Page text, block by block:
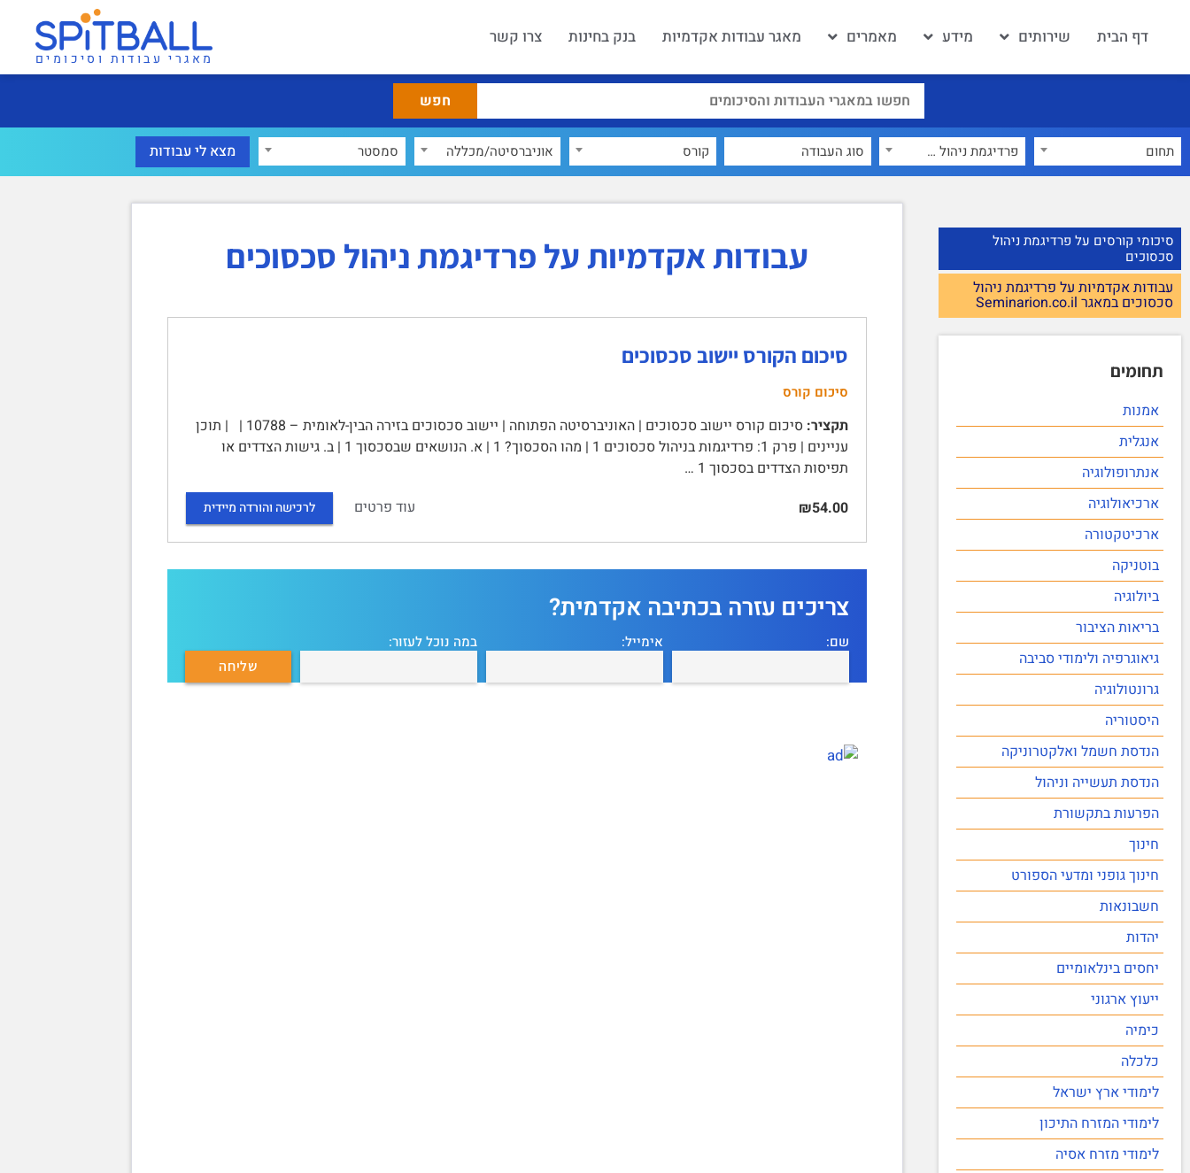
דף הבית שירותים מידע מאמרים מאגר עבודות אקדמיות בנק בחינות צרו קשר
מאגרי עבודות וסיכומים
תחום פרדיגמת ניהול סכסוכים קורס אוניברסיטה/מכללה סמסטר
סיכומי קורסים על פרדיגמת ניהול
סכסוכים
עבודות אקדמיות על פרדיגמת ניהול
סכסוכים במאגר Seminarion.co.il
תחומים
אמנות
אנגלית
אנתרופולוגיה
ארכיאולוגיה
ארכיטקטורה
בוטניקה
ביולוגיה
בריאות הציבור
גיאוגרפיה ולימודי סביבה
גרונטולוגיה
היסטוריה
הנדסת חשמל ואלקטרוניקה
הנדסת תעשייה וניהול
הפרעות בתקשורת
חינוך
חינוך גופני ומדעי הספורט
חשבונאות
יהדות
יחסים בינלאומיים
ייעוץ ארגוני
כימיה
כלכלה
לימודי ארץ ישראל
לימודי המזרח התיכון
לימודי מזרח אסיה
עבודות אקדמיות על פרדיגמת ניהול סכסוכים
סיכום הקורס יישוב סכסוכים
סיכום קורס
תקציר:
סיכום קורס יישוב סכסוכים | האוניברסיטה הפתוחה | יישוב סכסוכים בזירה הבין-לאומית – 10788 | | תוכן
עניינים | פרק 1: פרדיגמות בניהול סכסוכים 1 | מהו הסכסוך? 1 | א. הנושאים שבסכסוך 1 | ב. גישות הצדדים או
תפיסות הצדדים בסכסוך 1 …
₪54.00
עוד פרטים לרכישה והורדה מיידית
צריכים עזרה בכתיבה אקדמית?
שם: אימייל: במה נוכל לעזור: